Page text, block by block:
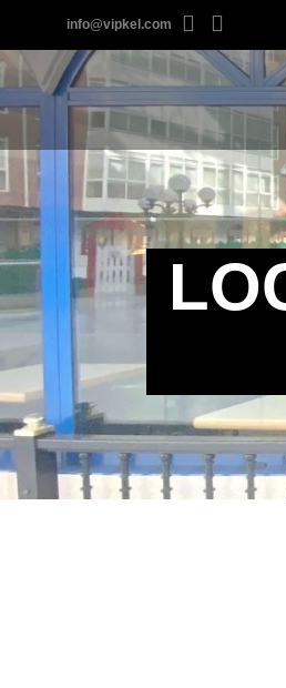
info@vipkel.com